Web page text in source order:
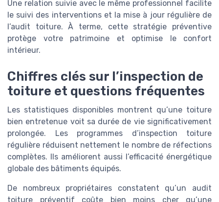
Une relation suivie avec le même professionnel facilite
le suivi des interventions et la mise à jour régulière de
l’audit toiture. À terme, cette stratégie préventive
protège votre patrimoine et optimise le confort
intérieur.
Chiffres clés sur l’inspection de
toiture et questions fréquentes
Les statistiques disponibles montrent qu’une toiture
bien entretenue voit sa durée de vie significativement
prolongée. Les programmes d’inspection toiture
régulière réduisent nettement le nombre de réfections
complètes. Ils améliorent aussi l’efficacité énergétique
globale des bâtiments équipés.
De nombreux propriétaires constatent qu’un audit
toiture préventif coûte bien moins cher qu’une